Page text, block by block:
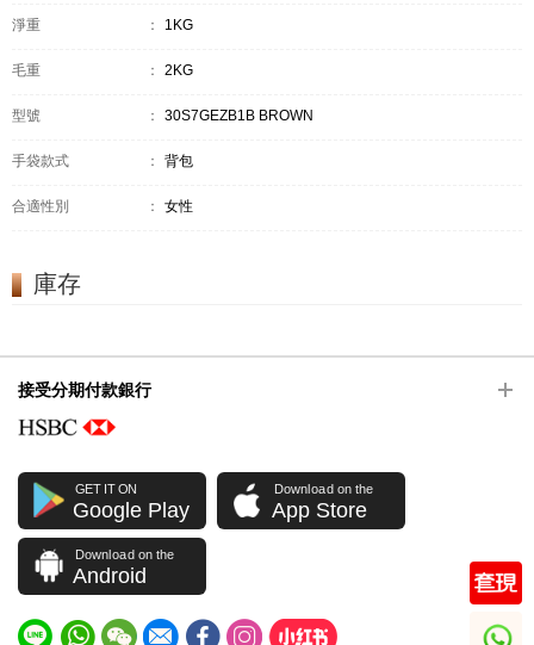
淨重 ： 1KG
毛重 ： 2KG
型號 ： 30S7GEZB1B BROWN
手袋款式 ： 背包
合適性別 ： 女性
庫存
接受分期付款銀行
GET IT ON
Google Play
Download on the
App Store
Download on the
Android